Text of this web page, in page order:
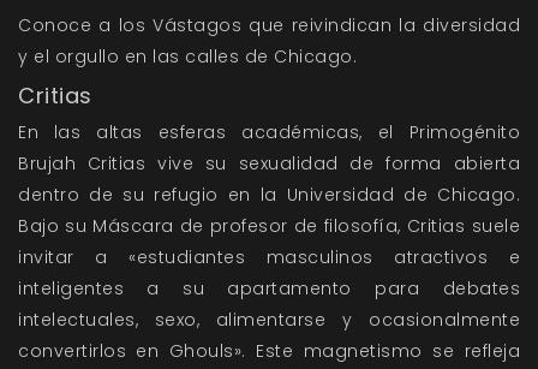
Conoce a los Vástagos que reivindican la diversidad
y el orgullo en las calles de Chicago.
Critias
En las altas esferas académicas, el Primogénito
Brujah Critias vive su sexualidad de forma abierta
dentro de su refugio en la Universidad de Chicago.
Bajo su Máscara de profesor de filosofía, Critias suele
invitar a «estudiantes masculinos atractivos e
inteligentes a su apartamento para debates
intelectuales, sexo, alimentarse y ocasionalmente
convertirlos en Ghouls». Este magnetismo se refleja